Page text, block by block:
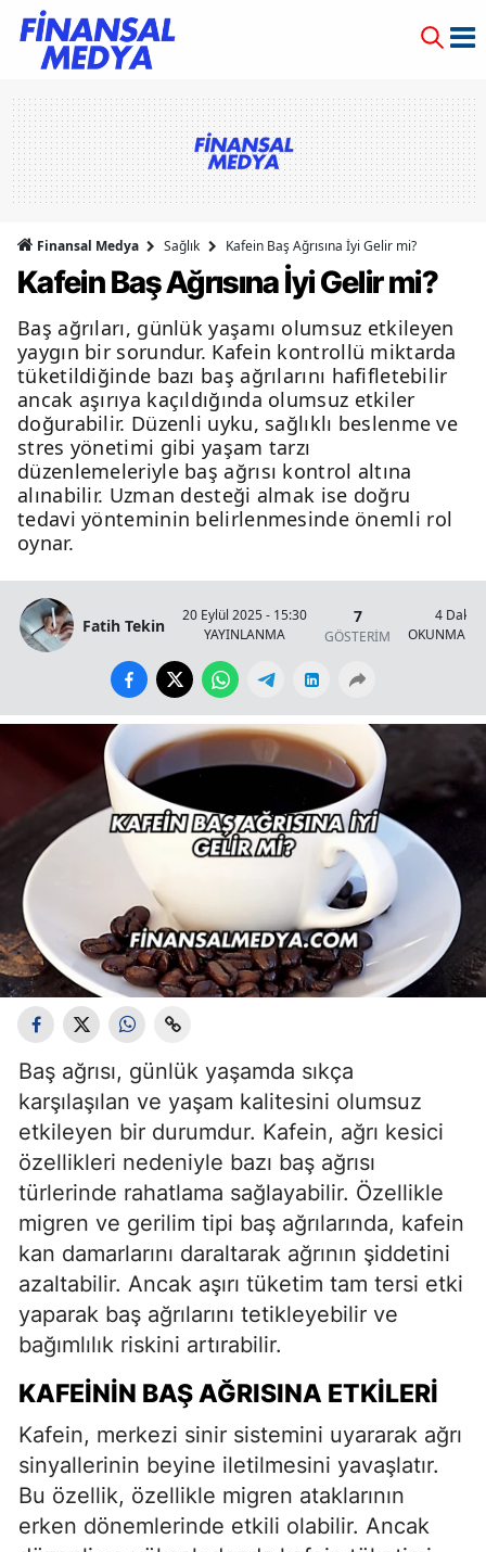
Finansal Medya Sağlık Kafein Baş Ağrısına İyi Gelir mi?
Kafein Baş Ağrısına İyi Gelir mi?
Baş ağrıları, günlük yaşamı olumsuz etkileyen
yaygın bir sorundur. Kafein kontrollü miktarda
tüketildiğinde bazı baş ağrılarını hafifletebilir
ancak aşırıya kaçıldığında olumsuz etkiler
doğurabilir. Düzenli uyku, sağlıklı beslenme ve
stres yönetimi gibi yaşam tarzı
düzenlemeleriyle baş ağrısı kontrol altına
alınabilir. Uzman desteği almak ise doğru
tedavi yönteminin belirlenmesinde önemli rol
oynar.
Fatih Tekin
20 Eylül 2025 - 15:30
YAYINLANMA
7
GÖSTERİM
4 Dakika
OKUNMA
Baş ağrısı, günlük yaşamda sıkça
karşılaşılan ve yaşam kalitesini olumsuz
etkileyen bir durumdur. Kafein, ağrı kesici
özellikleri nedeniyle bazı baş ağrısı
türlerinde rahatlama sağlayabilir. Özellikle
migren ve gerilim tipi baş ağrılarında, kafein
kan damarlarını daraltarak ağrının şiddetini
azaltabilir. Ancak aşırı tüketim tam tersi etki
yaparak baş ağrılarını tetikleyebilir ve
bağımlılık riskini artırabilir.
KAFEININ BAŞ AĞRISINA ETKILERI
Kafein, merkezi sinir sistemini uyararak ağrı
sinyallerinin beyine iletilmesini yavaşlatır.
Bu özellik, özellikle migren ataklarının
erken dönemlerinde etkili olabilir. Ancak